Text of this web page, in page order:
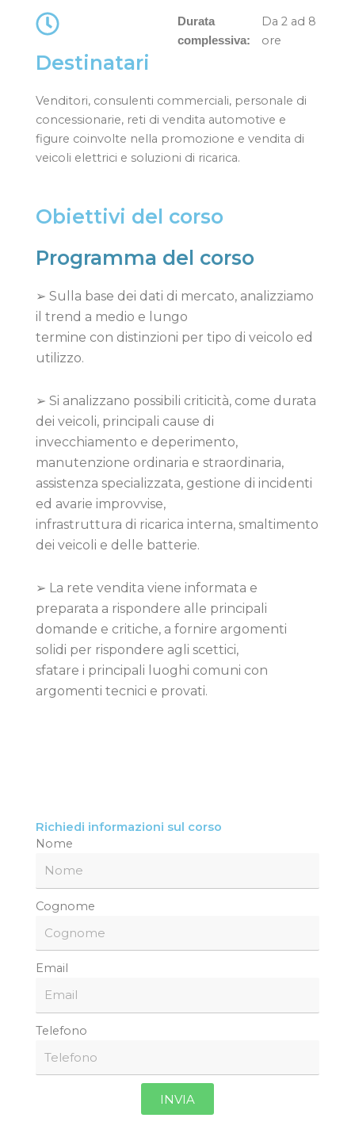
Durata
complessiva:
Da 2 ad 8
ore
Destinatari
Venditori, consulenti commerciali, personale di
concessionarie, reti di vendita automotive e
figure coinvolte nella promozione e vendita di
veicoli elettrici e soluzioni di ricarica.
Obiettivi del corso
Programma del corso
➢ Sulla base dei dati di mercato, analizziamo
il trend a medio e lungo
termine con distinzioni per tipo di veicolo ed
utilizzo.
➢ Si analizzano possibili criticità, come durata
dei veicoli, principali cause di
invecchiamento e deperimento,
manutenzione ordinaria e straordinaria,
assistenza specializzata, gestione di incidenti
ed avarie improvvise,
infrastruttura di ricarica interna, smaltimento
dei veicoli e delle batterie.
➢ La rete vendita viene informata e
preparata a rispondere alle principali
domande e critiche, a fornire argomenti
solidi per rispondere agli scettici,
sfatare i principali luoghi comuni con
argomenti tecnici e provati.
Richiedi informazioni sul corso
Nome
Cognome
Email
Telefono
INVIA